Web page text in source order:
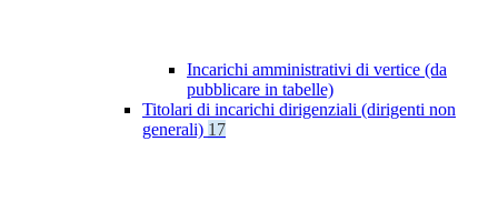
Incarichi amministrativi di vertice (da
pubblicare in tabelle)
Titolari di incarichi dirigenziali (dirigenti non
generali) 17